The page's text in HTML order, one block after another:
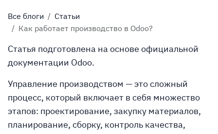
Все блоги
Статьи
Как работает производство в Odoo?
Статья подготовлена на основе официальной
документации Odoo.
Управление производством — это сложный
процесс, который включает в себя множество
этапов: проектирование, закупку материалов,
планирование, сборку, контроль качества,